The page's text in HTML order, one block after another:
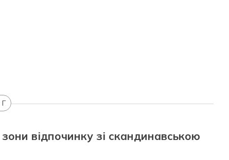
Г
відпочинку зі скандинавською